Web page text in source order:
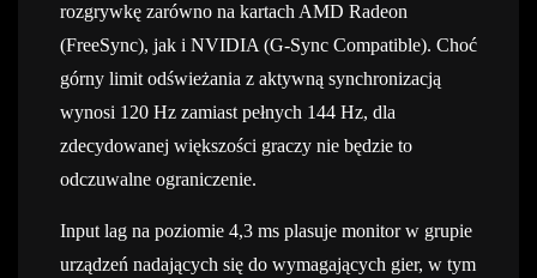
rozgrywkę zarówno na kartach AMD Radeon
(FreeSync), jak i NVIDIA (G-Sync Compatible). Choć
górny limit odświeżania z aktywną synchronizacją
wynosi 120 Hz zamiast pełnych 144 Hz, dla
zdecydowanej większości graczy nie będzie to
odczuwalne ograniczenie.
Input lag na poziomie 4,3 ms plasuje monitor w grupie
urządzeń nadających się do wymagających gier, w tym